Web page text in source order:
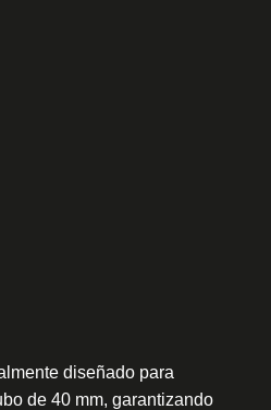
diseñado para
de 40 mm, garantizando